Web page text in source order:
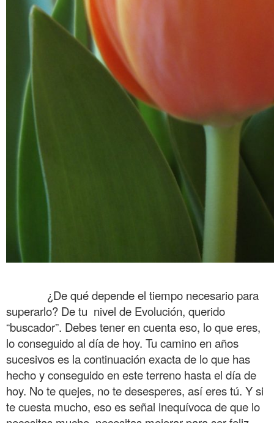
¿De qué depende el tiempo necesario para
superarlo? De tu nivel de Evolución, querido
“buscador”. Debes tener en cuenta eso, lo que eres,
lo conseguido al día de hoy. Tu camino en años
sucesivos es la continuación exacta de lo que has
hecho y conseguido en este terreno hasta el día de
hoy. No te quejes, no te desesperes, así eres tú. Y si
te cuesta mucho, eso es señal inequívoca de que lo